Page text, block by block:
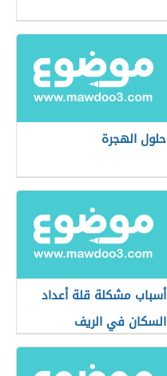
حلول الهجرة
أسباب مشكلة قلة أعداد
السكان في الريف